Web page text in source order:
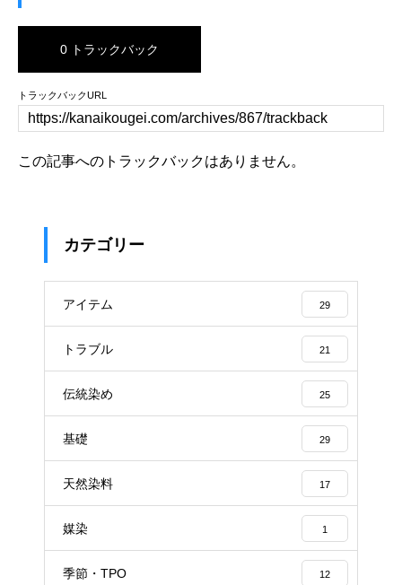
0 トラックバック
トラックバックURL
この記事へのトラックバックはありません。
カテゴリー
アイテム 29
トラブル 21
伝統染め 25
基礎 29
天然染料 17
媒染 1
季節・TPO 12